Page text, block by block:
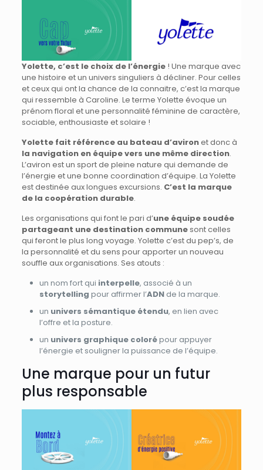
Yolette, c’est le choix de l’énergie! Une marque avec
une histoire et un univers singuliers à décliner. Pour celles
et ceux qui ont la chance de la connaitre, c’est la marque
qui ressemble à Caroline. Le terme Yolette évoque un
prénom floral et une personnalité féminine de caractère,
sociable, enthousiaste et solaire !
Yolette fait référence au bateau d’avironet donc à
la navigation en équipe vers une même direction.
L’aviron est un sport de pleine nature qui demande de
l’énergie et une bonne coordination d’équipe. La Yolette
est destinée aux longues excursions. C’est la marque
de la coopération durable.
Les organisations qui font le pari d’une équipe soudée
partageant une destination communesont celles
qui feront le plus long voyage. Yolette c’est du pep’s, de
la personnalité et du sens pour apporter un nouveau
souffle aux organisations. Ses atouts :
un nom fort qui interpelle, associé à un
storytelling pour affirmer l’ADNde la marque.
un univers sémantique étendu, en lien avec
l’offre et la posture.
un univers graphique colorépour appuyer
l’énergie et souligner la puissance de l’équipe.
Une marque pour un futur
plus responsable